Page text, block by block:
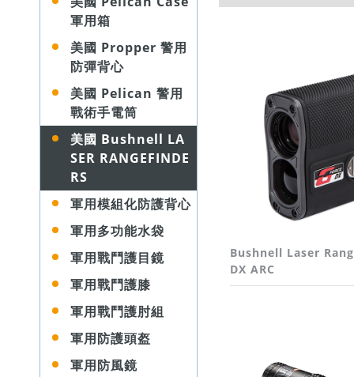
軍用箱
美國 Propper 警用
防彈背心
美國 Pelican 警用
戰術手電筒
美國 Bushnell LA
SER RANGEFINDE
RS
軍用模組化防護背心
軍用多功能水袋
軍用戰鬥護目鏡
軍用戰鬥護膝
軍用戰鬥護肘組
軍用防護頭盔
軍用防風鏡
Bushnell Laser
DX ARC